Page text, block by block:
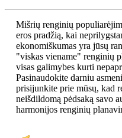
Mišrių renginių
eros pradžią, kai
ekonomiškumas yra jūsų
"viskas viename" renginių
visas galimybes kurti
Pasinaudokite darniu
prisijunkite prie mūsų, kad
neišdildomą pėdsaką savo
harmonijos renginių